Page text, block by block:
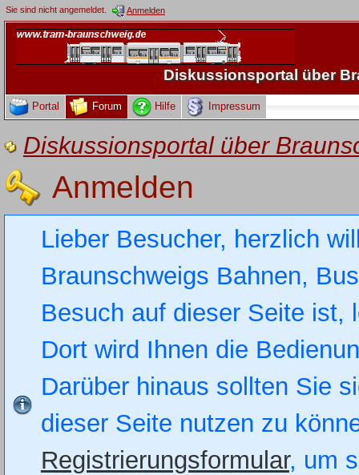
Sie sind nicht angemeldet. Anmelden
Diskussionsportal über
Portal Forum Hilfe Impressum
Diskussionsportal über
Anmelden
Lieber Besucher, herzlich
Braunschweigs Bahnen,
Besuch auf dieser Seite
Dort wird Ihnen die
Darüber hinaus sollten Sie
dieser Seite nutzen zu
Registrierungsformular, um